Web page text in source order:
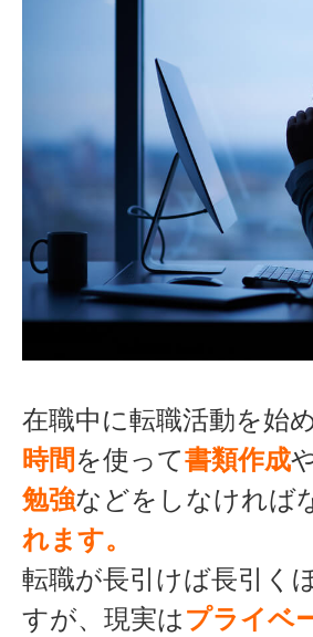
在職中に転職活動を始
時間を使って書類作成
勉強などをしなければ
れます。
転職が長引けば長引く
すが、現実はプライベ